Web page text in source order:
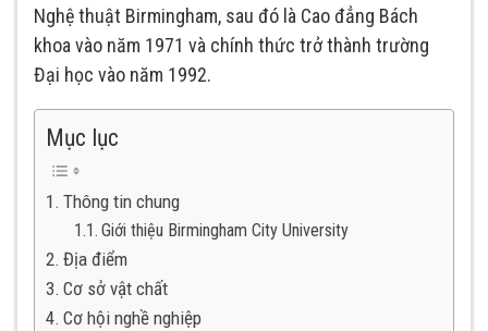
Nghệ thuật Birmingham, sau đó là Cao đẳng Bách
khoa vào năm 1971 và chính thức trở thành trường
Đại học vào năm 1992.
Mục lục
Thông tin chung
Giới thiệu Birmingham City University
Địa điểm
Cơ sở vật chất
Cơ hội nghề nghiệp